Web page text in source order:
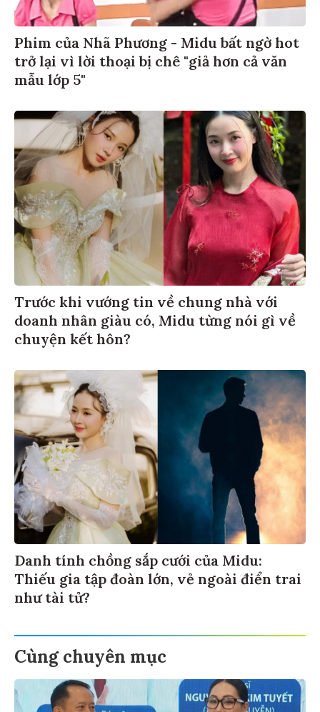
Phim của Nhã Phương - Midu bất ngờ hot
trở lại vì lời thoại bị chê "giả hơn cả văn
mẫu lớp 5"
Trước khi vướng tin về chung nhà với
doanh nhân giàu có, Midu từng nói gì về
chuyện kết hôn?
Danh tính chồng sắp cưới của Midu:
Thiếu gia tập đoàn lớn, vẻ ngoài điển trai
như tài tử?
Cùng chuyên mục